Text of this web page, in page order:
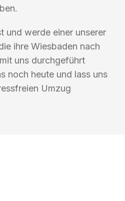
und werde einer unserer
ihre Wiesbaden nach
uns durchgeführt
noch heute und lass uns
Umzug